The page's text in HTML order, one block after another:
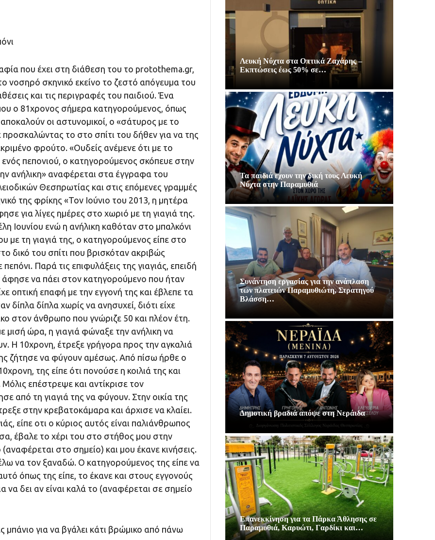
που έχει στη διάθεση του το protothema.gr,
νοσηρό σκηνικό εκείνο το ζεστό απόγευμα του
και τις περιγραφές του παιδιού. Ένα
ο 81χρονος σήμερα κατηγορούμενος, όπως
οι αστυνομικοί, ο «σάτυρος με το
προσκαλώντας το στο σπίτι του δήθεν για να της
φρούτο. «Ουδείς ανέμενε ότι με το
πεπονιού, ο κατηγορούμενος σκόπευε στην
ανήλικη» αναφέρεται στα έγγραφα του
Θεσπρωτίας και στις επόμενες γραμμές
της φρίκης «Τον Ιούνιο του 2013, η μητέρα
για λίγες ημέρες στο χωριό με τη γιαγιά της.
Ιουνίου ενώ η ανήλικη καθόταν στο μπαλκόνι
με τη γιαγιά της, ο κατηγορούμενος είπε στο
δικό του σπίτι που βρισκόταν ακριβώς
Παρά τις επιφυλάξεις της γιαγιάς, επειδή
άφησε να πάει στον κατηγορούμενο που ήταν
οπτική επαφή με την εγγονή της και έβλεπε τα
δίπλα δίπλα χωρίς να ανησυχεί, διότι είχε
στον άνθρωπο που γνώριζε 50 και πλέον έτη.
μισή ώρα, η γιαγιά φώναξε την ανήλικη να
Η 10χρονη, έτρεξε γρήγορα προς την αγκαλιά
ζήτησε να φύγουν αμέσως. Από πίσω ήρθε ο
της είπε ότι πονούσε η κοιλιά της και
επέστρεψε και αντίκρισε τον
από τη γιαγιά της να φύγουν. Στην οικία της
στην κρεβατοκάμαρα και άρχισε να κλαίει.
είπε οτι ο κύριος αυτός είναι παλιάνθρωπος
έβαλε το χέρι του στο στήθος μου στην
(αναφέρεται στο σημείο) και μου έκανε κινήσεις.
να τον ξαναδώ. Ο κατηγορούμενος της είπε να
όπως της είπε, το έκανε και στους εγγονούς
να δει αν είναι καλά το (αναφέρεται σε σημείο
μπάνιο για να βγάλει κάτι βρώμικο από πάνω
Λευκή Νύχτα στα Οπτικά Ζαχάρης –
Εκπτώσεις έως 50% σε…
Τα παιδιά εχουν την δική τους Λευκή
Νύχτα στην Παραμυθιά
Συνάντηση εργασίας για την ανάπλαση
των πλατειών Παραμυθιώτη, Στρατηγού
Βλάσση…
Δημοτική βραδιά απόψε στη Νεράιδα
Επανεκκίνηση για τα Πάρκα Άθλησης σε
Παραμυθιά, Καρυώτι, Γαρδίκι και…